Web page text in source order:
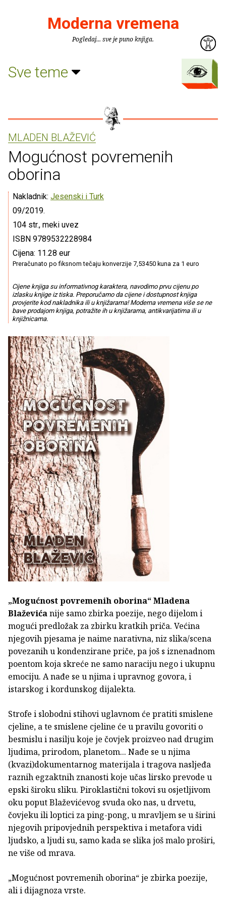
Moderna vremena
Pogledaj... sve je puno knjiga.
Sve teme
MLADEN BLAŽEVIĆ
Mogućnost povremenih
oborina
Nakladnik: Jesenski i Turk
09/2019.
104 str., meki uvez
ISBN 9789532228984
Cijena: 11.28 eur
Preračunato po fiksnom tečaju konverzije 7,53450 kuna za 1 euro
Cijene knjiga su informativnog karaktera, navodimo prvu cijenu po
izlasku knjige iz tiska. Preporučamo da cijene i dostupnost knjiga
provjerite kod nakladnika ili u knjižarama! Moderna vremena više se ne
bave prodajom knjiga, potražite ih u knjižarama, antikvarijatima ili u
knjižnicama.
„Mogućnost povremenih oborina“Mladena
Blaževićanije samo zbirka poezije, nego dijelom i
mogući predložak za zbirku kratkih priča. Većina
njegovih pjesama je naime narativna, niz slika/scena
povezanih u kondenzirane priče, pa još s iznenadnom
poentom koja skreće ne samo naraciju nego i ukupnu
emociju. A nađe se u njima i upravnog govora, i
istarskog i kordunskog dijalekta.
Strofe i slobodni stihovi uglavnom će pratiti smislene
cjeline, a te smislene cjeline će u pravilu govoriti o
besmislu i nasilju koje je čovjek proizveo nad drugim
ljudima, prirodom, planetom... Nađe se u njima
(kvazi)dokumentarnog materijala i tragova nasljeđa
raznih egzaktnih znanosti koje učas lirsko prevode u
epski široku sliku. Piroklastični tokovi su osjetljivom
oku poput Blaževićevog svuda oko nas, u drvetu,
čovjeku ili loptici za ping-pong, u mravljem se u širini
njegovih pripovjednih perspektiva i metafora vidi
ljudsko, a ljudi su, samo kada se slika još malo proširi,
ne više od mrava.
„Mogućnost povremenih oborina“ je zbirka poezije,
ali i dijagnoza vrste.